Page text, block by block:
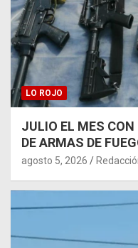
LO ROJO
JULIO EL MES
DE ARMAS DE
agosto 5, 2026